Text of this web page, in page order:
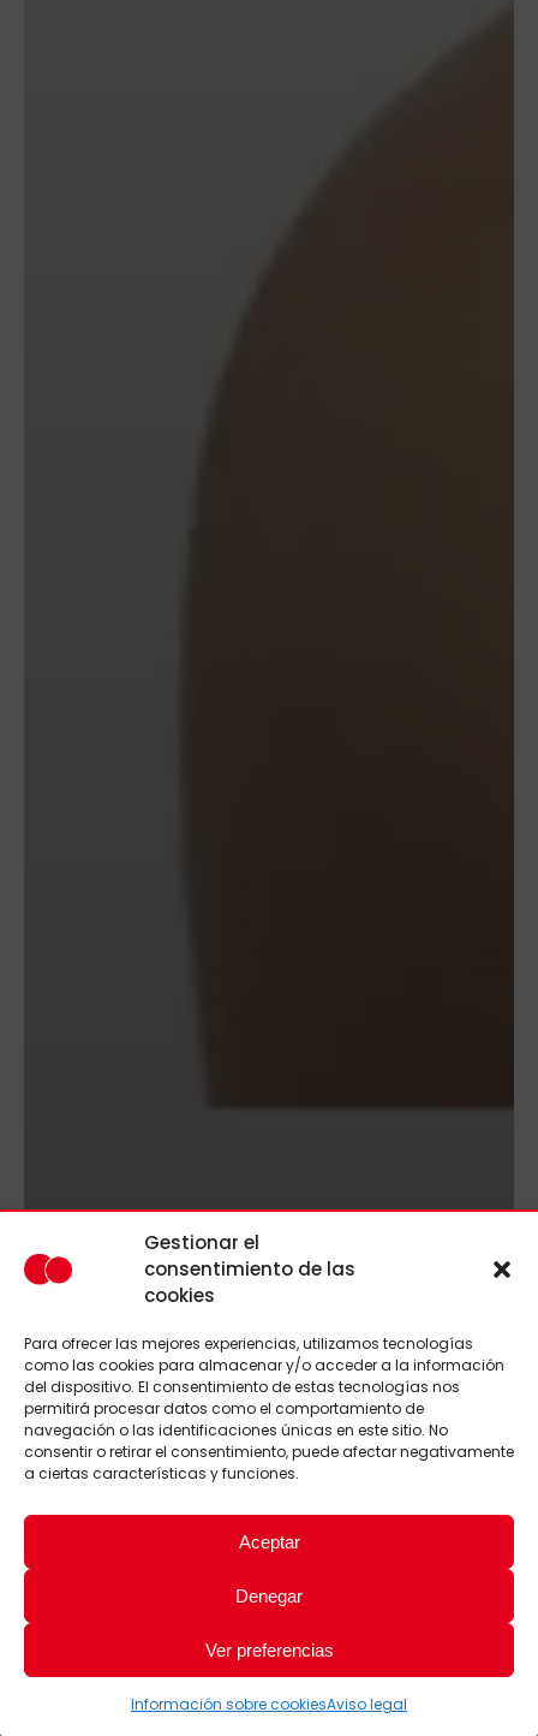
Gestionar el
consentimiento de las
cookies
Para ofrecer las mejores experiencias, utilizamos tecnologías
como las cookies para almacenar y/o acceder a la información
del dispositivo. El consentimiento de estas tecnologías nos
permitirá procesar datos como el comportamiento de
navegación o las identificaciones únicas en este sitio. No
consentir o retirar el consentimiento, puede afectar negativamente
a ciertas características y funciones.
Aceptar
Denegar
Ver preferencias
Información sobre cookiesAviso legal